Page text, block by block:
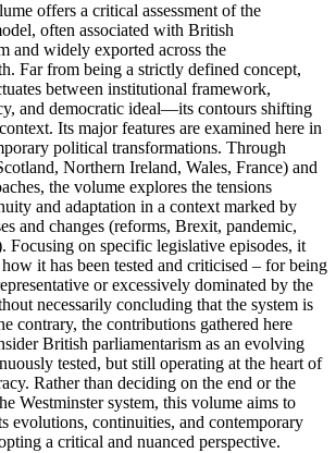
offers a critical assessment of the
often associated with British
and widely exported across the
Far from being a strictly defined concept,
between institutional framework,
and democratic ideal—its contours shifting
Its major features are examined here in
political transformations. Through
Northern Ireland, Wales, France) and
the volume explores the tensions
and adaptation in a context marked by
and changes (reforms, Brexit, pandemic,
Focusing on specific legislative episodes, it
how it has been tested and criticised – for being
or excessively dominated by the
necessarily concluding that the system is
contrary, the contributions gathered here
British parliamentarism as an evolving
tested, but still operating at the heart of
Rather than deciding on the end or the
Westminster system, this volume aims to
evolutions, continuities, and contemporary
a critical and nuanced perspective.